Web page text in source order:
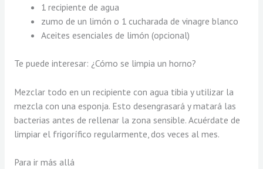
1 recipiente de agua
zumo de un limón o 1 cucharada de vinagre blanco
Aceites esenciales de limón (opcional)
Te puede interesar: ¿Cómo se limpia un horno?
Mezclar todo en un recipiente con agua tibia y utilizar la
mezcla con una esponja. Esto desengrasará y matará las
bacterias antes de rellenar la zona sensible. Acuérdate de
limpiar el frigorífico regularmente, dos veces al mes.
Para ir más allá